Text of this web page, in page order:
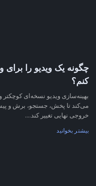
چگونه یک ویدیو را برای
کنم؟
بهینه‌سازی ویدیو نسخه‌ای کوچکتر
می‌کند تا پخش، جستجو، برش و
خروجی نهایی تغییر کند....
بیشتر بخوانید